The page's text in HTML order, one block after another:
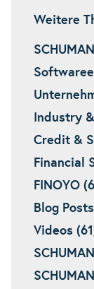
Weitere
Industry
Credit &
Financial
FINOYO
Blog
Videos